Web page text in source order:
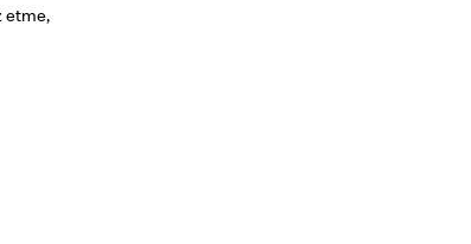
etme,